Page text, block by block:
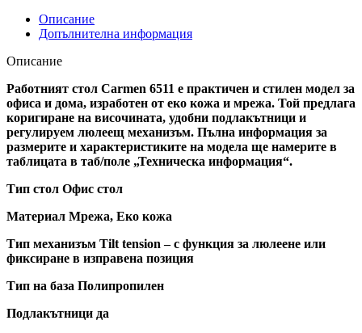
Описание
Допълнителна информация
Описание
Работният стол Carmen 6511 e практичен и стилен модел за
офиса и дома, изработен от еко кожа и мрежа. Той предлага
коригиране на височината, удобни подлакътници и
регулируем люлеещ механизъм. Пълна информация за
размерите и характеристиките на модела ще намерите в
таблицата в таб/поле „Техническа информация“.
Тип стол Офис стол
Материал Мрежа, Еко кожа
Тип механизъм Tilt tension – с функция за люлеене или
фиксиране в изправена позиция
Тип на база Полипропилен
Подлакътници да